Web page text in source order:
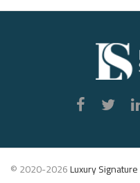
© 2020-2026Luxury Signature